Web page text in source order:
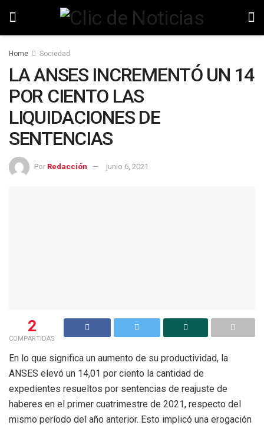
Home Sociedad
LA ANSES INCREMENTÓ UN 14
POR CIENTO LAS
LIQUIDACIONES DE
SENTENCIAS
Por Redacción junio 6, 2021
2
COMPARTIDAS
En lo que significa un aumento de su productividad, la
ANSES elevó un 14,01 por ciento la cantidad de
expedientes resueltos por sentencias de reajuste de
haberes en el primer cuatrimestre de 2021, respecto del
mismo período del año anterior. Esto implicó una erogación